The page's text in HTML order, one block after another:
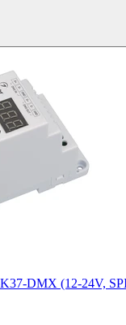
DMX (12-24V,